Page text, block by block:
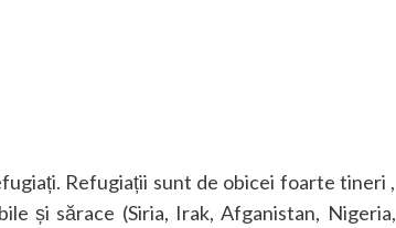
Refugiații sunt de obicei foarte tineri ,
și sărace (Siria, Irak, Afganistan, Nigeria,